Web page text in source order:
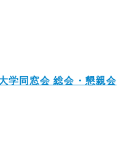
学同窓会 総会・懇親会